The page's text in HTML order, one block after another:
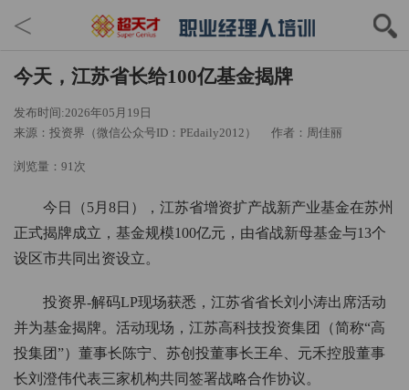
<
今天，江苏省长给100亿基金揭牌
发布时间:2026年05月19日
来源：投资界（微信公众号ID：PEdaily2012）
作者：周佳丽
浏览量：91次
今日（5月8日），江苏省增资扩产战新产业基金在苏州
正式揭牌成立，基金规模100亿元，由省战新母基金与13个
设区市共同出资设立。
投资界-解码LP现场获悉，江苏省省长刘小涛出席活动
并为基金揭牌。活动现场，江苏高科技投资集团（简称“高
投集团”）董事长陈宁、苏创投董事长王牟、元禾控股董事
长刘澄伟代表三家机构共同签署战略合作协议。